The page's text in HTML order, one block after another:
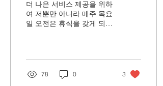
더 나은 서비스 제공을 위하
여 저뿐만 아니라 매주 목요
일 오전은 휴식을 갖게 되었
78 0 3